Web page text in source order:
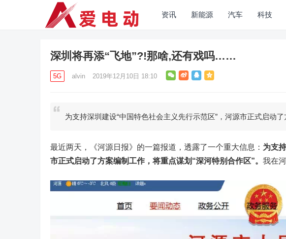
资讯 新能源 汽车 科技
深圳将再添“飞地”?!那啥,还有戏吗……
5G alvin 2019年12月10日 18:10
为支持深圳建设“中国特色社会主义先行示范区”，河源市正式启动
最近两天，《河源日报》的一篇报道，透露了一个重大信息： 为支
市正式启动了方案编制工作，将重点谋划“深河特别合作区”。 我在